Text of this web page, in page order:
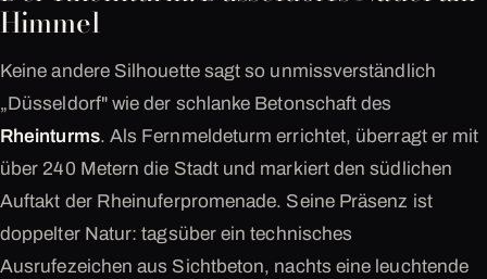
Himmel
Keine andere Silhouette sagt so unmissverständlich
„Düsseldorf" wie der schlanke Betonschaft des
Rheinturms. Als Fernmeldeturm errichtet, überragt er mit
über 240 Metern die Stadt und markiert den südlichen
Auftakt der Rheinuferpromenade. Seine Präsenz ist
doppelter Natur: tagsüber ein technisches
Ausrufezeichen aus Sichtbeton, nachts eine leuchtende